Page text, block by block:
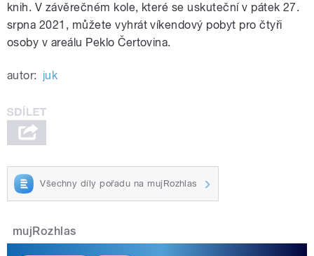
knih. V závěrečném kole, které se uskuteční v pátek 27.
srpna 2021, můžete vyhrát víkendový pobyt pro čtyři
osoby v areálu Peklo Čertovina.
autor: juk
Všechny díly pořadu na mujRozhlas
mujRozhlas